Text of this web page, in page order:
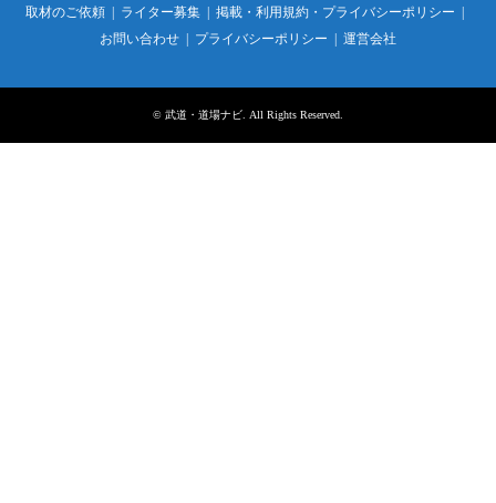
取材のご依頼
ライター募集
掲載・利用規約・プライバシーポリシー
お問い合わせ
プライバシーポリシー 運営会社
© 武道・道場ナビ . All Rights Reserved.